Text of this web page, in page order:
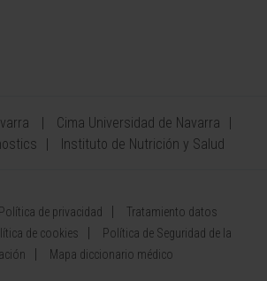
Cima Universidad de Navarra
Instituto de Nutrición y Salud
Política de privacidad
Tratamiento datos
de cookies
Política de Seguridad de la
Mapa diccionario médico